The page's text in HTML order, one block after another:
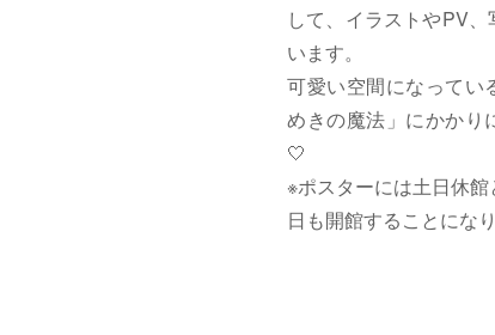
して、イラストやPV
います。
可愛い空間になってい
めきの魔法」にかかり
🤍
※ポスターには土日休
日も開館することにな